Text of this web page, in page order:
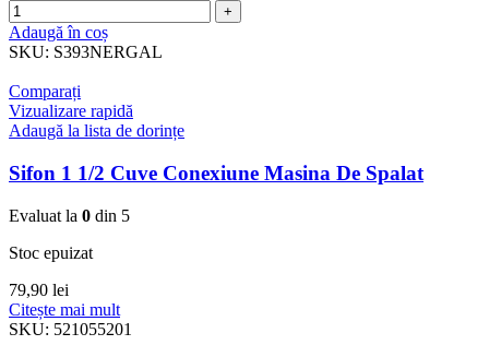
Adaugă în coș
SKU: S393NERGAL
Comparați
Vizualizare rapidă
Adaugă la lista de dorințe
Sifon 1 1/2 Cuve Conexiune Masina De Spalat
Evaluat la 0 din 5
Stoc epuizat
79,90 lei
Citește mai mult
SKU: 521055201